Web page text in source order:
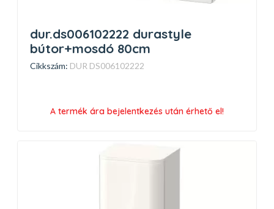
dur.ds006102222 durastyle
bútor+mosdó 80cm
Cikkszám: DUR DS006102222
A termék ára bejelentkezés után érhető el!